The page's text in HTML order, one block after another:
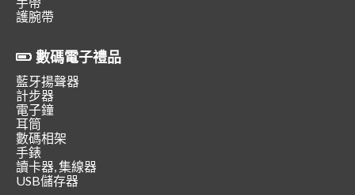
護腕帶
數碼電子禮品
藍牙揚聲器
計步器
電子鐘
耳筒
數碼相架
手錶
讀卡器, 集線器
USB儲存器